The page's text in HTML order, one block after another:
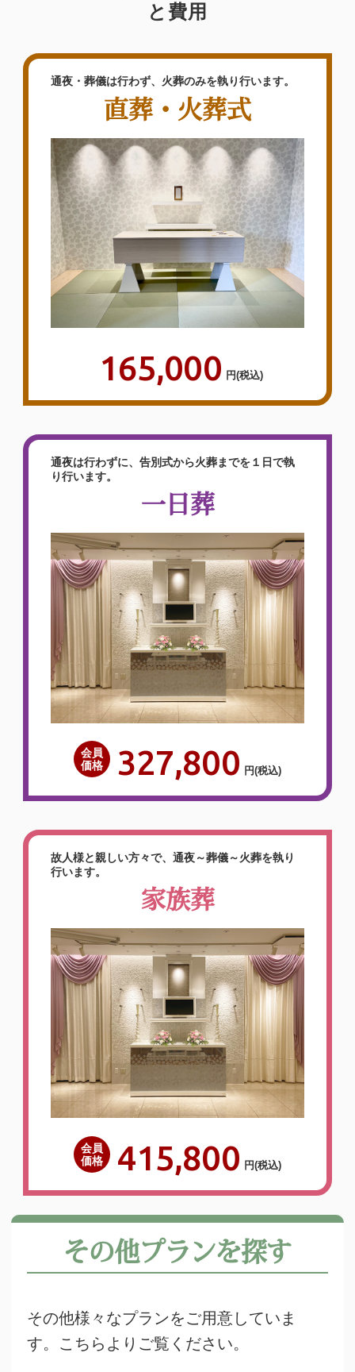
と費用
通夜・葬儀は行わず、火葬のみを執り行います。
直葬・火葬式
165,000 円(税込)
通夜は行わずに、告別式から火葬までを１日で執
り行います。
一日葬
会員
価格
327,800 円(税込)
故人様と親しい方々で、通夜～葬儀～火葬を執り
行います。
家族葬
会員
価格
415,800 円(税込)
その他プランを探す
その他様々なプランをご用意していま
す。こちらよりご覧ください。